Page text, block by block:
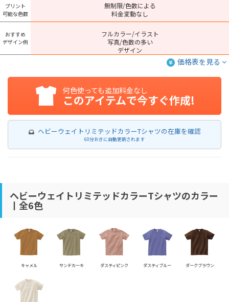
プリント
可能な色数
無制限/色数による
料金変動なし
おすすめ
デザイン例
フルカラー/イラスト
写真/色数の多い
デザイン
価格表を見る
何色使っても追加料金なし
このアイテムで今すぐ作成!
ヘビーウェイトリミテッドカラーTシャツの在庫を確認
60分おきに自動更新されます
ヘビーウェイトリミテッドカラーTシャツのカラー
丨全6色
キャメル サンドカーキ ダスティピンク ダスティブルー ダークブラウン